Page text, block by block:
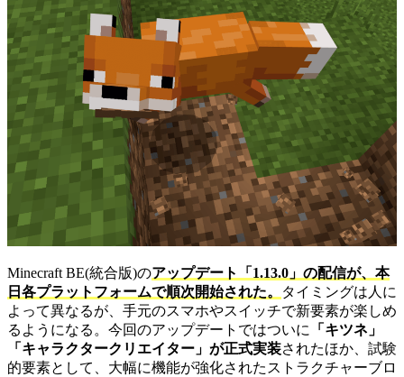
Minecraft BE(統合版)のアップデート「1.13.0」の配信が、本
日各プラットフォームで順次開始された。
タイミングは人に
よって異なるが、手元のスマホやスイッチで新要素が楽しめ
るようになる。今回のアップデートではついに
「キツネ」
「キャラクタークリエイター」が正式実装されたほか、試験
的要素として、大幅に機能が強化されたストラクチャーブロ